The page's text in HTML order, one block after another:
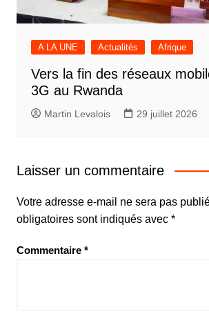
A LA UNE Actualités Afrique
Vers la fin des réseaux
3G au Rwanda
Martin Levalois 29 juillet 2026
Laisser un commentaire
Votre adresse e-mail ne sera pas
obligatoires sont indiqués avec *
Commentaire *